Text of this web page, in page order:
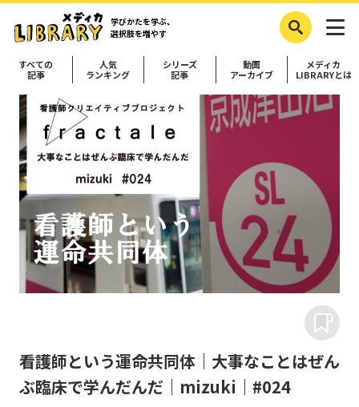
学びかたを学ぶ、
選択肢を増やす
すべての
記事
人気
ランキング
シリーズ
記事
動画
アーカイブ
メディカ
LIBRARYとは
看護師という運命共同体｜大事なことはぜん
ぶ臨床で学んだんだ｜mizuki｜#024